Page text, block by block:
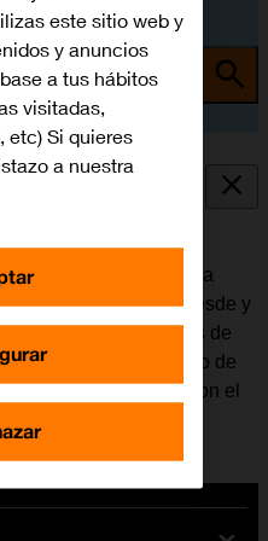
en las
registra
y vídeos enviados desde y
además de
sobre este tipo de
utilizar en relación con el
grupo familiar.
este sitio web y
y anuncios
a tus hábitos
visitadas,
etc) Si quieres
a nuestra